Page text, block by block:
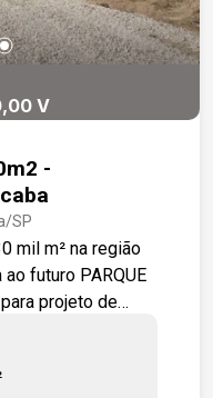
V
-
SP
mil m² na região
futuro PARQUE
projeto de
e app. Ótima
Rod Raposo